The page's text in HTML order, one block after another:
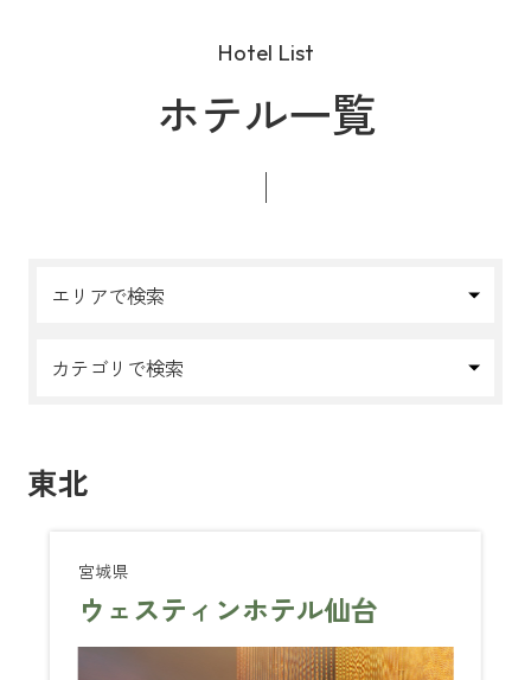
Hotel List
ホテル一覧
エリアで検索
カテゴリで検索
東北
宮城県
ウェスティンホテル仙台